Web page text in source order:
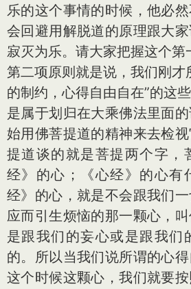
乐的这个事情的时候，他必
会回避用解脱道的原理跟大
寂灭为乐。请大家把握这个第
第二项原则就是说，我们刚才
的制约，心得自由自在”的这
是属于划归在大乘佛法里面
始用佛菩提道的精神来去检
提道谈的就是菩提两个字，
经》的心；《心经》的心有
经》的心，就是不会跟我们
应而引生烦恼的那一颗心，
是跟我们的妄心或是跟我们
的。所以当我们说所谓的心
这个时候这颗心，我们就要